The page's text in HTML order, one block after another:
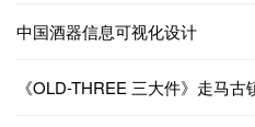
中国酒器信息可视化设计
《OLD-THREE 三大件》走马古